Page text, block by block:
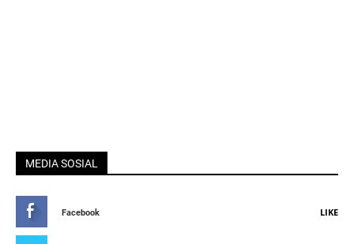
MEDIA SOSIAL
Facebook LIKE